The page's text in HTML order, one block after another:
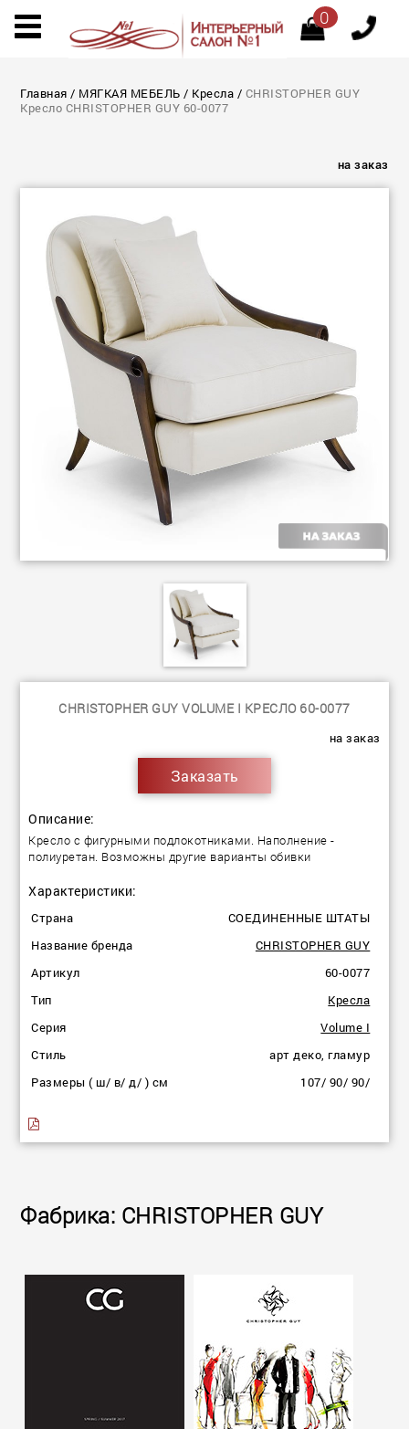
0
Главная / МЯГКАЯ МЕБЕЛЬ / Кресла / CHRISTOPHER GUY
Кресло CHRISTOPHER GUY 60-0077
на заказ
CHRISTOPHER GUY VOLUME I КРЕСЛО 60-0077
на заказ
Заказать
Описание:
Кресло с фигурными подлокотниками. Наполнение -
полиуретан. Возможны другие варианты обивки
Характеристики:
Страна
СОЕДИНЕННЫЕ ШТАТЫ
Название бренда
CHRISTOPHER GUY
Артикул
60-0077
Тип
Кресла
Серия
Volume I
Стиль
арт деко, гламур
Размеры ( ш/ в/ д/ ) см
107/ 90/ 90/
Фабрика: CHRISTOPHER GUY